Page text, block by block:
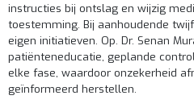
instructies bij ontslag en wijzig
toestemming. Bij aanhoudende
eigen initiatieven. Op. Dr. Senan
patiënteneducatie, geplande
elke fase, waardoor onzekerheid
geïnformeerd herstellen.